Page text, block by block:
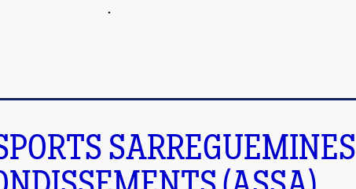
SARREGUEMINES